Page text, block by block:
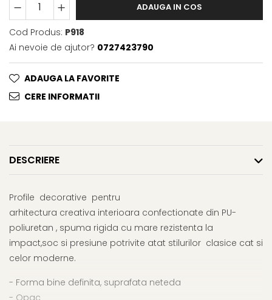
ADAUGA IN COS
Cod Produs: P918
Ai nevoie de ajutor? 0727423790
ADAUGA LA FAVORITE
CERE INFORMATII
DESCRIERE
Profile decorative pentru
arhitectura creativa interioara confectionate din PU-
poliuretan , spuma rigida cu mare rezistenta la
impact,soc si presiune potrivite atat stilurilor clasice cat si
celor moderne.
- Forma bine definita, suprafata neteda
- Opac